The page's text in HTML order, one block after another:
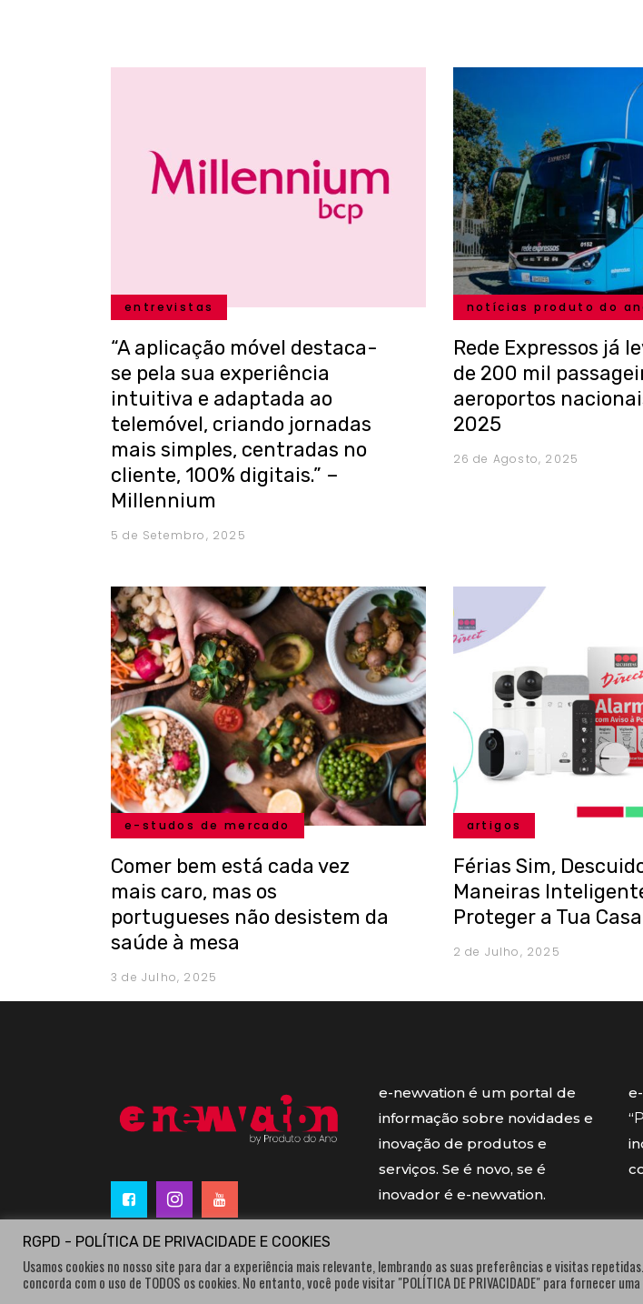
entrevistas
“A aplicação móvel destaca-
se pela sua experiência
intuitiva e adaptada ao
telemóvel, criando jornadas
mais simples, centradas no
cliente, 100% digitais.” –
Millennium
5 de Setembro, 2025
notícias produto do
Rede Expressos já
de 200 mil
aeroportos
2025
26 de Agosto, 2025
e-studos de mercado
Comer bem está cada vez
mais caro, mas os
portugueses não desistem da
saúde à mesa
3 de Julho, 2025
artigos
Férias Sim,
Maneiras
Proteger a Tua
2 de Julho, 2025
e-newvation é um portal de
informação sobre novidades e
inovação de produtos e
serviços. Se é novo, se é
inovador é e-newvation.
“
RGPD - POLÍTICA DE PRIVACIDADE E COOKIES
Usamos cookies no nosso site para dar a experiência mais relevante, lembrando as suas preferências e visitas repetidas.
concorda com o uso de TODOS os cookies. No entanto, você pode visitar "POLÍTICA DE PRIVACIDADE" para fornecer